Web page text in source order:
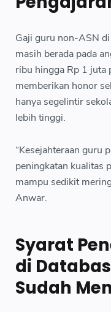
Gaji guru non-ASN
masih berada pada
ribu hingga Rp 1 juta
memberikan honor
hanya segelintir
lebih tinggi.
“Kesejahteraan guru
peningkatan kualitas
mampu sedikit
Anwar.
Syarat
di
Sudah